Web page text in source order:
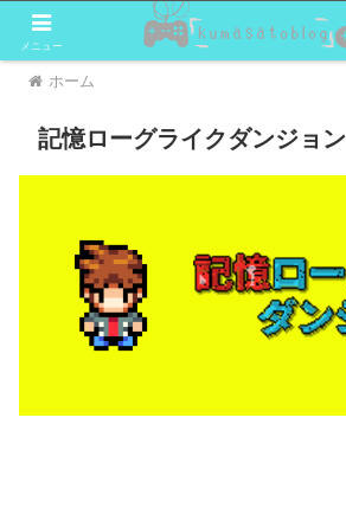
ホーム
記憶ローグライクダンジョン
メニュー